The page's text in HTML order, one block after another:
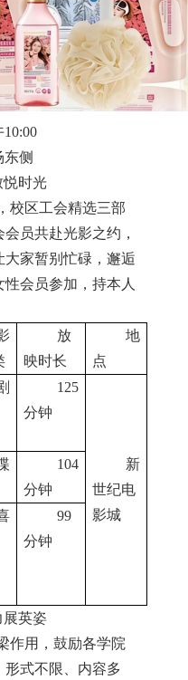
侧
悦时光
校区工会精选三部
员共赴光影之约，
家暂别忙碌，邂逅
会员参加，持本人
放
映时长
地
点
125
分钟
新
世纪电
影城
104
分钟
99
分钟
展英姿
作用，鼓励各学院
式不限、内容多